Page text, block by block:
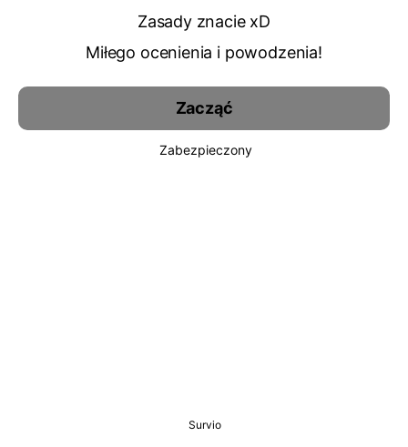
Zasady znacie xD
Miłego ocenienia i powodzenia!
Zacząć
Zabezpieczony
Survio